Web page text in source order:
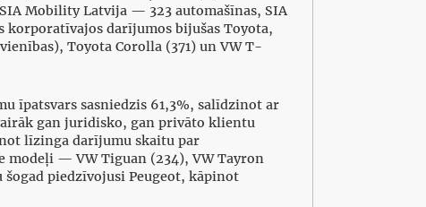
Mobility Latvija — 323 automašīnas, SIA
korporatīvajos darījumos bijušas Toyota,
Toyota Corolla (371) un VW T-
īpatsvars sasniedzis 61,3%, salīdzinot ar
gan juridisko, gan privāto klientu
līzinga darījumu skaitu par
modeļi — VW Tiguan (234), VW Tayron
piedzīvojusi Peugeot, kāpinot